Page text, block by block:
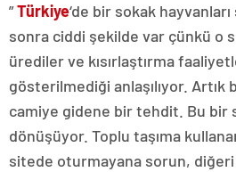
”Türkiye‘de bir sokak
sonra ciddi şekilde var çünkü o
ürediler ve kısırlaştırma
gösterilmediği anlaşılıyor. Artık
camiye gidene bir tehdit. Bu bir
dönüşüyor. Toplu taşıma
sitede oturmayana sorun, diğeri